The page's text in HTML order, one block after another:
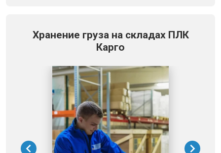
Хранение груза на складах ПЛК
Карго